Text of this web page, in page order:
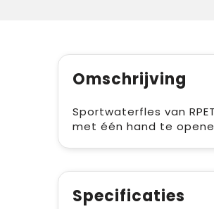
Omschrijving
Sportwaterfles van
met één hand te
Specificaties